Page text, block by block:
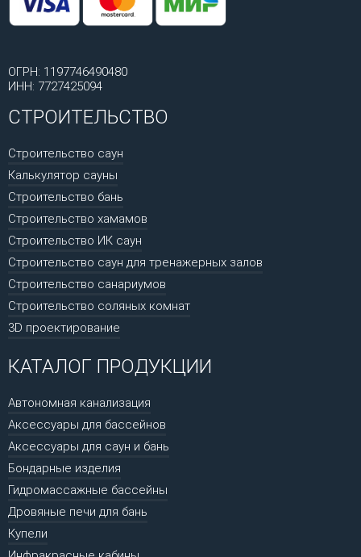
ОГРН: 1197746490480
ИНН: 7727425094
СТРОИТЕЛЬСТВО
Строительство саун
Калькулятор сауны
Строительство бань
Строительство хамамов
Строительство ИК саун
Строительство саун для тренажерных залов
Строительство санариумов
Строительство соляных комнат
3D проектирование
КАТАЛОГ ПРОДУКЦИИ
Автономная канализация
Аксессуары для бассейнов
Аксессуары для саун и бань
Бондарные изделия
Гидромассажные бассейны
Дровяные печи для бань
Купели